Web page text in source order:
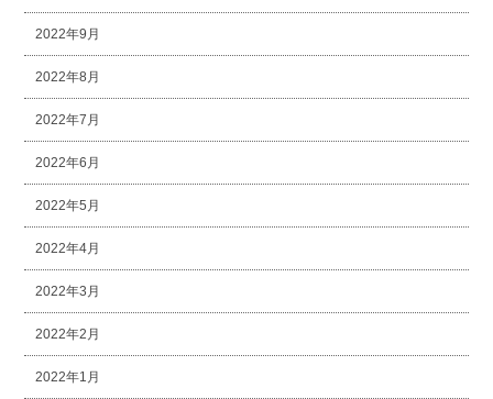
2022年9月
2022年8月
2022年7月
2022年6月
2022年5月
2022年4月
2022年3月
2022年2月
2022年1月